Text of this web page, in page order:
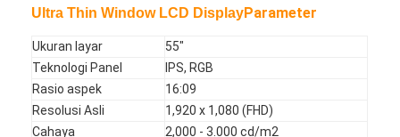
Produk
Ultra Thin Window LCD DisplayParameter
Ukuran layar
55"
Teknologi Panel
IPS, RGB
Rasio aspek
16:09
Resolusi Asli
1,920 x 1,080 (FHD)
Cahaya
2,000 - 3.000 cd/m2